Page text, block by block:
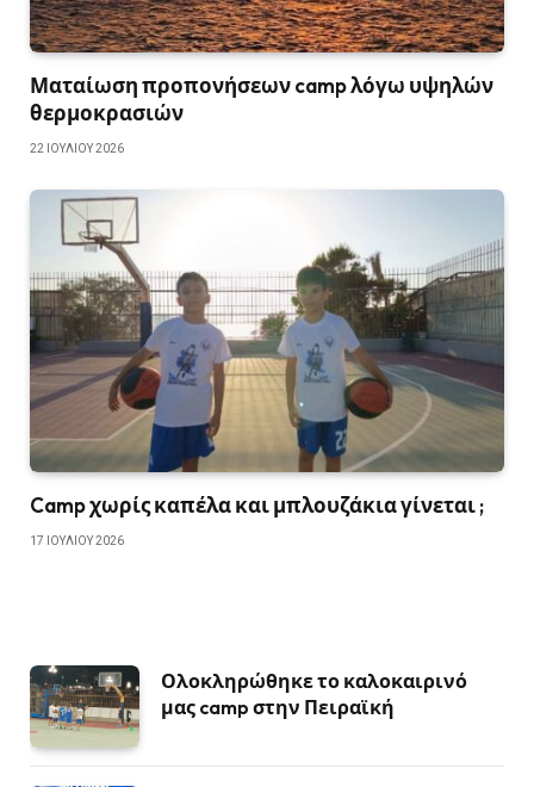
Ματαίωση προπονήσεων camp λόγω υψηλών
θερμοκρασιών
22 ΙΟΥΛΊΟΥ 2026
Camp χωρίς καπέλα και μπλουζάκια γίνεται ;
17 ΙΟΥΛΊΟΥ 2026
Ολοκληρώθηκε το καλοκαιρινό
μας camp στην Πειραϊκή